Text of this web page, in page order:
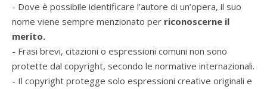
- Dove è possibile identificare l’autore di un’opera, il suo
nome viene sempre menzionato per riconoscerne il
merito.
- Frasi brevi, citazioni o espressioni comuni non sono
protette dal copyright, secondo le normative internazionali.
- Il copyright protegge solo espressioni creative originali e